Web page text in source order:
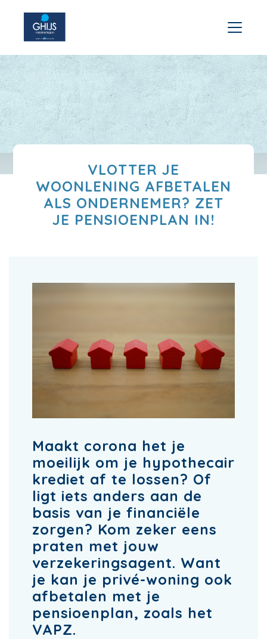
VLOTTER JE
WOONLENING AFBETALEN
ALS ONDERNEMER? ZET
JE PENSIOENPLAN IN!
Maakt corona het je
moeilijk om je hypothecair
krediet af te lossen? Of
ligt iets anders aan de
basis van je financiële
zorgen? Kom zeker eens
praten met jouw
verzekeringsagent. Want
je kan je privé-woning ook
afbetalen met je
pensioenplan, zoals het
VAPZ.